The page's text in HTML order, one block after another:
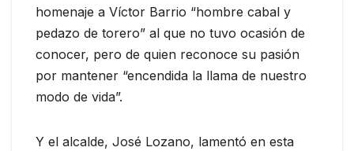
homenaje a Víctor Barrio “hombre cabal y
pedazo de torero” al que no tuvo ocasión de
conocer, pero de quien reconoce su pasión
por mantener “encendida la llama de nuestro
modo de vida”.
Y el alcalde, José Lozano, lamentó en esta